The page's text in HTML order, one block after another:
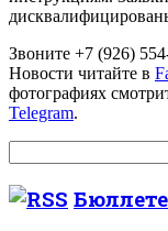
Звоните +7 (926)
Новости читайте в
фотографиях
Telegram.